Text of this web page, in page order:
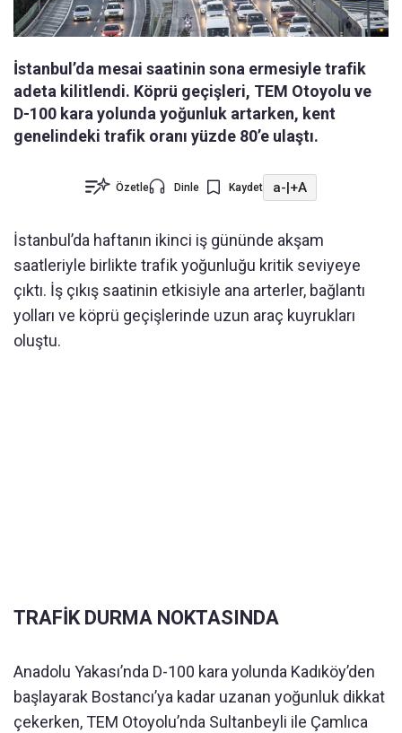
İstanbul’da mesai saatinin sona ermesiyle trafik
adeta kilitlendi. Köprü geçişleri, TEM Otoyolu ve
D-100 kara yolunda yoğunluk artarken, kent
genelindeki trafik oranı yüzde 80’e ulaştı.
Özetle Dinle Kaydet a-|+A
İstanbul’da haftanın ikinci iş gününde akşam
saatleriyle birlikte trafik yoğunluğu kritik seviyeye
çıktı. İş çıkış saatinin etkisiyle ana arterler, bağlantı
yolları ve köprü geçişlerinde uzun araç kuyrukları
oluştu.
TRAFİK DURMA NOKTASINDA
Anadolu Yakası’nda D-100 kara yolunda Kadıköy’den
başlayarak Bostancı’ya kadar uzanan yoğunluk dikkat
çekerken, TEM Otoyolu’nda Sultanbeyli ile Çamlıca